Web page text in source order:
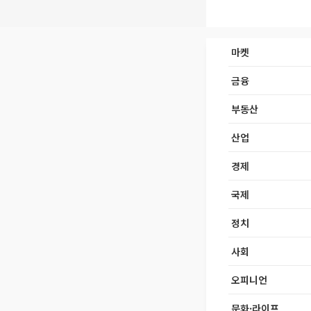
마켓
금융
부동산
산업
경제
국제
정치
사회
오피니언
문화·라이프